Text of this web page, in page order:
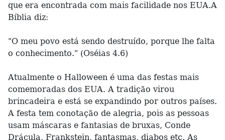
que era encontrada com mais facilidade nos EUA.A
Bíblia diz:
"O meu povo está sendo destruído, porque lhe falta
o conhecimento." (Oséias 4.6)
Atualmente o Halloween é uma das festas mais
comemoradas dos EUA. A tradição virou
brincadeira e está se expandindo por outros países.
A festa tem conotação de alegria, pois as pessoas
usam máscaras e fantasias de bruxas, Conde
Drácula, Frankstein, fantasmas, diabos etc. As